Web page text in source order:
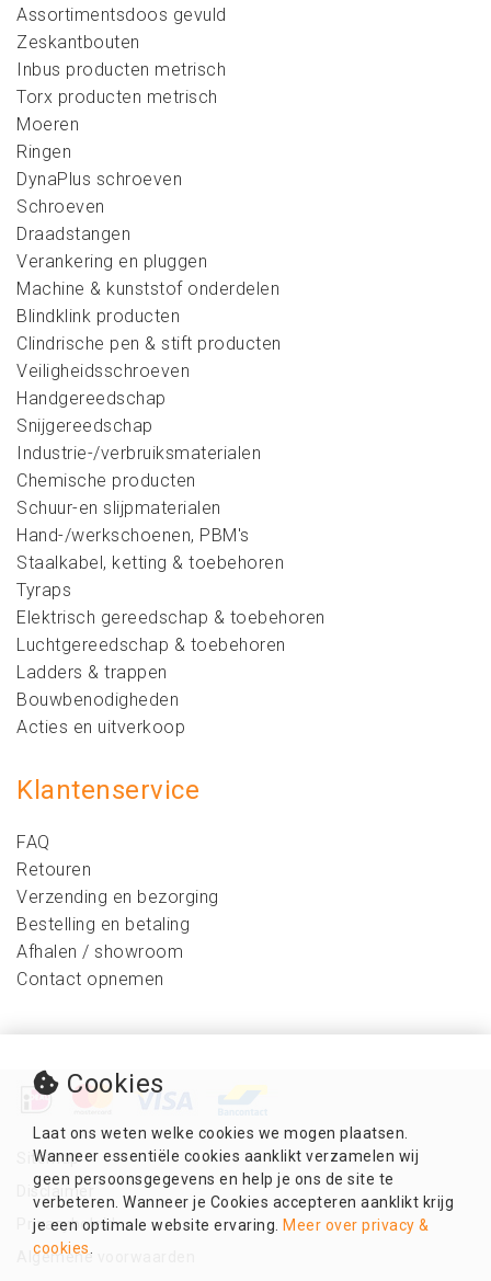
Assortimentsdoos gevuld
Zeskantbouten
Inbus producten metrisch
Torx producten metrisch
Moeren
Ringen
DynaPlus schroeven
Schroeven
Draadstangen
Verankering en pluggen
Machine & kunststof onderdelen
Blindklink producten
Clindrische pen & stift producten
Veiligheidsschroeven
Handgereedschap
Snijgereedschap
Industrie-/verbruiksmaterialen
Chemische producten
Schuur-en slijpmaterialen
Hand-/werkschoenen, PBM's
Staalkabel, ketting & toebehoren
Tyraps
Elektrisch gereedschap & toebehoren
Luchtgereedschap & toebehoren
Ladders & trappen
Bouwbenodigheden
Acties en uitverkoop
Klantenservice
FAQ
Retouren
Verzending en bezorging
Bestelling en betaling
Afhalen / showroom
Contact opnemen
Sitemap
Disclaimer
Privacybeleid
Algemene voorwaarden
Cookies
Laat ons weten welke cookies we mogen plaatsen.
Wanneer essentiële cookies aanklikt verzamelen wij
geen persoonsgegevens en help je ons de site te
verbeteren. Wanneer je Cookies accepteren aanklikt krijg
je een optimale website ervaring.
Meer over privacy &
cookies